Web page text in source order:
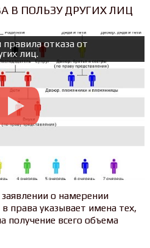
В ПОЛЬЗУ ДРУГИХ ЛИЦ
отказа от
лиц.
о намерении
права указывает имена тех,
получение всего объема